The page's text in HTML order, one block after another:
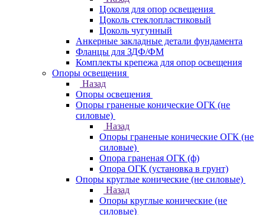
Цоколя для опор освещения
Цоколь стеклопластиковый
Цоколь чугунный
Анкерные закладные детали фундамента
Фланцы для ЗДФ/ФМ
Комплекты крепежа для опор освещения
Опоры освещения
Назад
Опоры освещения
Опоры граненые конические ОГК (не
силовые)
Назад
Опоры граненые конические ОГК (не
силовые)
Опора граненая ОГК (ф)
Опора ОГК (установка в грунт)
Опоры круглые конические (не силовые)
Назад
Опоры круглые конические (не
силовые)